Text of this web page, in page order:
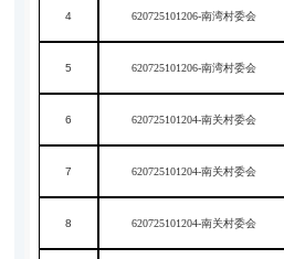
4 620725101206-南湾村委会
5 620725101206-南湾村委会
6 620725101204-南关村委会
7 620725101204-南关村委会
8 620725101204-南关村委会